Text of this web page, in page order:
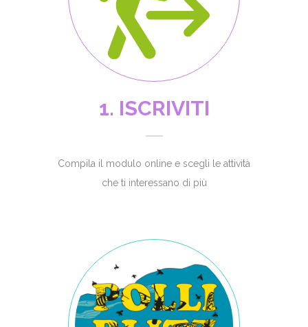
1. ISCRIVITI
Compila il modulo online e scegli le attività
che ti interessano di più